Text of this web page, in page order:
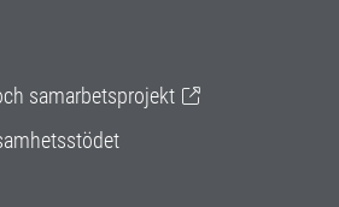
samarbetsprojekt